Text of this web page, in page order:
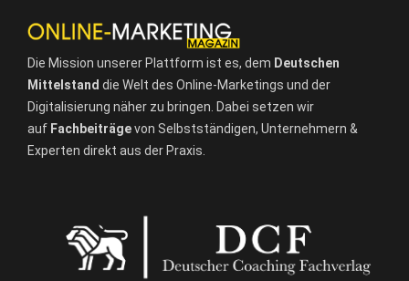
Die Mission unserer Plattform ist es, dem Deutschen
Mittelstand die Welt des Online-Marketings und der
Digitalisierung näher zu bringen. Dabei setzen wir
auf Fachbeiträgevon Selbstständigen, Unternehmern &
Experten direkt aus der Praxis.